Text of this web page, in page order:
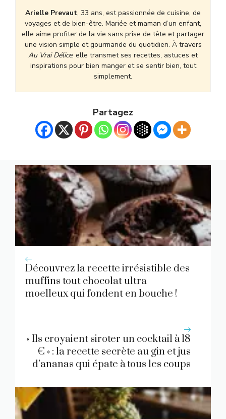
Arielle Prevaut, 33 ans, est passionnée de cuisine, de
voyages et de bien-être. Mariée et maman d’un enfant,
elle aime profiter de la vie sans prise de tête et partager
une vision simple et gourmande du quotidien. À travers
Au Vrai Délice, elle transmet ses recettes, astuces et
inspirations pour bien manger et se sentir bien, tout
simplement.
Partagez
Découvrez la recette irrésistible des
muffins tout chocolat ultra
moelleux qui fondent en bouche !
« Ils croyaient siroter un cocktail à 18
€ » : la recette secrète au gin et jus
d’ananas qui épate à tous les coups